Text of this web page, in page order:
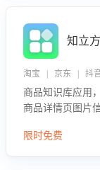
知立
淘宝 | 京东 | 抖
商品知识库应用
商品详情页图片
限时免费